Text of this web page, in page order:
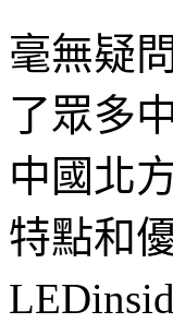
毫無疑
了眾多
中國北
特點和